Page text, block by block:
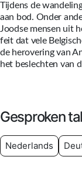
Tijdens de
aan bod. Onder
Joodse mensen uit
feit dat vele
de herovering van
het beslechten van
Gesproken
Nederlands